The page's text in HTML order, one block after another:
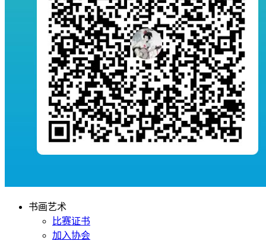
书画艺术
比赛证书
加入协会